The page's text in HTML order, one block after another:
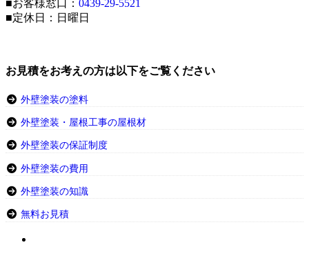
■お客様窓口： 0439-29-5521
■定休日：日曜日
お見積をお考えの方は以下をご覧ください
外壁塗装の塗料
外壁塗装・屋根工事の屋根材
外壁塗装の保証制度
外壁塗装の費用
外壁塗装の知識
無料お見積